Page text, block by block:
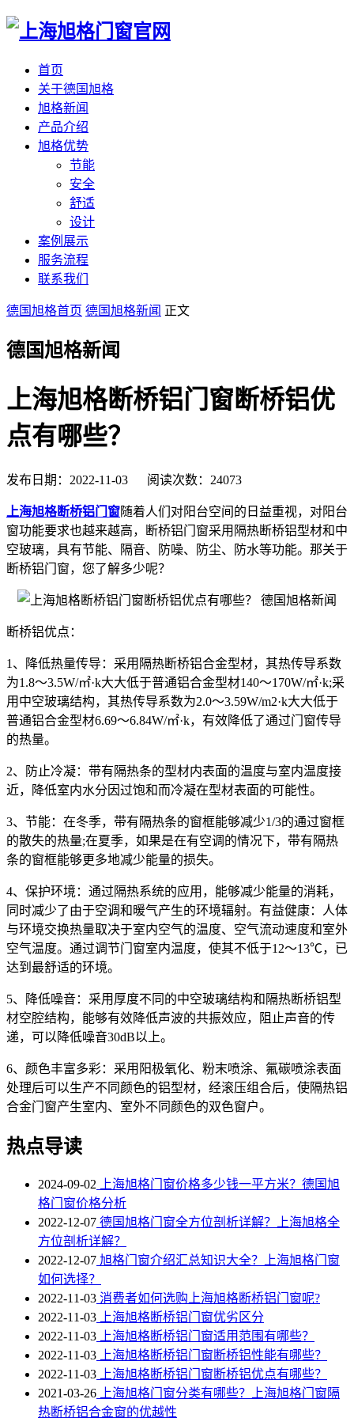
首页
关于德国旭格
旭格新闻
产品介绍
旭格优势
节能
安全
舒适
设计
案例展示
服务流程
联系我们
德国旭格首页 德国旭格新闻 正文
德国旭格新闻
上海旭格断桥铝门窗断桥铝优
点有哪些？
发布日期：2022-11-03 阅读次数：24073
上海旭格断桥铝门窗随着人们对阳台空间的日益重视，对阳台
窗功能要求也越来越高，断桥铝门窗采用隔热断桥铝型材和中
空玻璃，具有节能、隔音、防噪、防尘、防水等功能。那关于
断桥铝门窗，您了解多少呢？
断桥铝优点：
1、降低热量传导：采用隔热断桥铝合金型材，其热传导系数
为1.8～3.5W/㎡·k大大低于普通铝合金型材140～170W/㎡·k;采
用中空玻璃结构，其热传导系数为2.0～3.59W/m2·k大大低于
普通铝合金型材6.69～6.84W/㎡·k，有效降低了通过门窗传导
的热量。
2、防止冷凝：带有隔热条的型材内表面的温度与室内温度接
近，降低室内水分因过饱和而冷凝在型材表面的可能性。
3、节能：在冬季，带有隔热条的窗框能够减少1/3的通过窗框
的散失的热量;在夏季，如果是在有空调的情况下，带有隔热
条的窗框能够更多地减少能量的损失。
4、保护环境：通过隔热系统的应用，能够减少能量的消耗，
同时减少了由于空调和暖气产生的环境辐射。有益健康：人体
与环境交换热量取决于室内空气的温度、空气流动速度和室外
空气温度。通过调节门窗室内温度，使其不低于12～13℃，已
达到最舒适的环境。
5、降低噪音：采用厚度不同的中空玻璃结构和隔热断桥铝型
材空腔结构，能够有效降低声波的共振效应，阻止声音的传
递，可以降低噪音30dB以上。
6、颜色丰富多彩：采用阳极氧化、粉末喷涂、氟碳喷涂表面
处理后可以生产不同颜色的铝型材，经滚压组合后，使隔热铝
合金门窗产生室内、室外不同颜色的双色窗户。
热点导读
2024-09-02 上海旭格门窗价格多少钱一平方米？德国旭
格门窗价格分析
2022-12-07 德国旭格门窗全方位剖析详解？上海旭格全
方位剖析详解？
2022-12-07 旭格门窗介绍汇总知识大全？上海旭格门窗
如何选择？
2022-11-03 消费者如何选购上海旭格断桥铝门窗呢?
2022-11-03 上海旭格断桥铝门窗优劣区分
2022-11-03 上海旭格​断桥铝门窗适用范围有哪些？
2022-11-03 上海旭格断桥铝门窗断桥铝性能有哪些？
2022-11-03 上海旭格断桥铝门窗断桥铝优点有哪些？
2021-03-26 上海旭格门窗分类有哪些？上海旭格门窗隔
热断桥铝合金窗的优越性